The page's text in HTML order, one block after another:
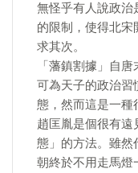
無怪乎有人說政治
的限制，使得北宋
求其次。
「藩鎮割據」自
可為天子的政治習
態，然而這是一種
趙匡胤是個很有遠
態」的方法。雖然
朝終於不用走馬燈